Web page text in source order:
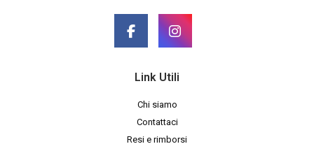
Link Utili
Chi siamo
Contattaci
Resi e rimborsi